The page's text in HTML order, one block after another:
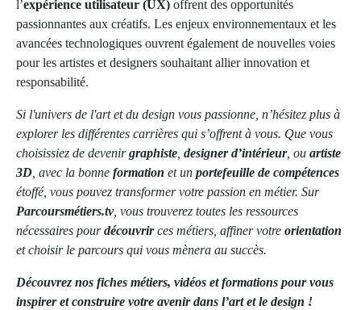
l’expérience utilisateur (UX) offrent des opportunités
passionnantes aux créatifs. Les enjeux environnementaux et les
avancées technologiques ouvrent également de nouvelles voies
pour les artistes et designers souhaitant allier innovation et
responsabilité.
Si l'univers de l'art et du design vous passionne, n’hésitez plus à
explorer les différentes carrières qui s’offrent à vous. Que vous
choisissiez de devenirgraphiste designer d’intérieur, ou artiste
3D , avec la bonne formation et un portefeuille de compétences
étoffé, vous pouvez transformer votre passion en métier. Sur
Parcoursmétiers.tv, vous trouverez toutes les ressources
nécessaires pourdécouvrirces métiers, affiner votre orientation
et choisir le parcours qui vous mènera au succès.
Découvrez nos fiches métiers, vidéos et formations pour vous
inspirer et construire votre avenir dans l’art et le design !